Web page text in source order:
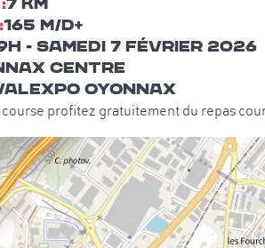
7 km
165 m/d+
- Samedi 7 février 2026
centre
Oyonnax
course profitez gratuitement du repas